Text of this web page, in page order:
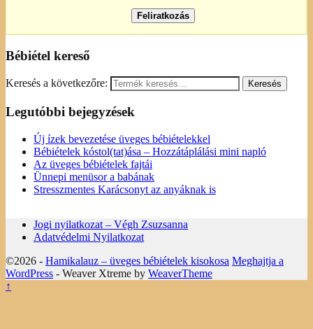
Bébiétel kereső
Keresés a következőre:
Legutóbbi bejegyzések
Új ízek bevezetése üveges bébiételekkel
Bébiételek kóstol(tat)ása – Hozzátáplálási mini napló
Az üveges bébiételek fajtái
Ünnepi menüsor a babának
Stresszmentes Karácsonyt az anyáknak is
Jogi nyilatkozat – Végh Zsuzsanna
Adatvédelmi Nyilatkozat
©2026 - Hamikalauz – üveges bébiételek kisokosa Meghajtja a
WordPress - Weaver Xtreme by WeaverTheme
↑